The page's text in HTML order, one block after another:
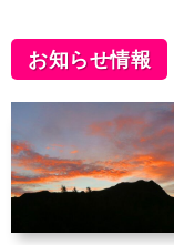
お知らせ情報